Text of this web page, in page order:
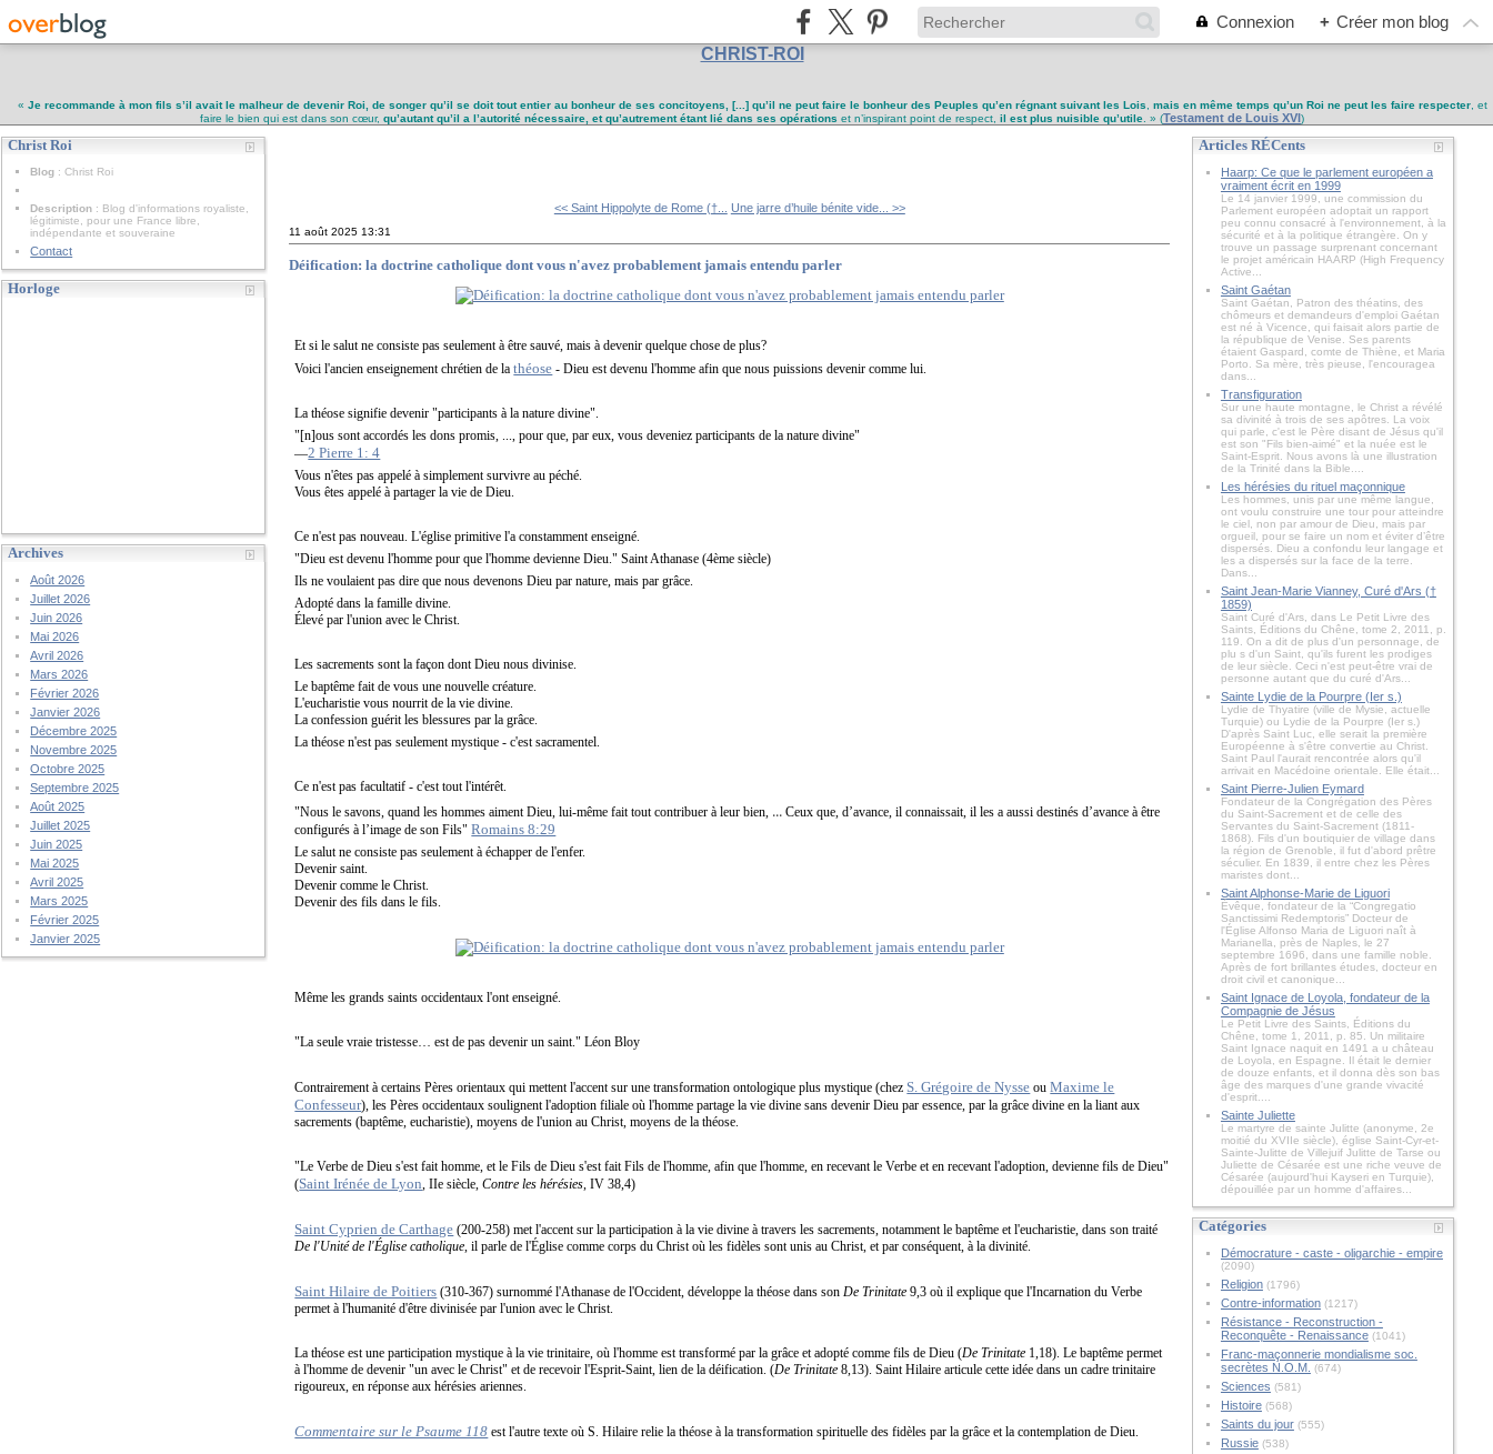
Connexion + Créer mon blog
CHRIST-ROI
« Je recommande à mon fils s’il avait le malheur de devenir Roi, de songer qu’il se doit tout entier au bonheur de ses concitoyens, [...] qu’il ne peut faire le bonheur des Peuples qu’en régnant suivant les Lois mais en même temps qu’un Roi ne peut les faire respecter, et
faire le bien qui est dans son cœur, qu’autant qu’il a l’autorité nécessaire, et qu’autrement étant lié dans ses opérations et n’inspirant point de respect, il est plus nuisible qu’utile . » (Testament de Louis XVI)
Christ Roi
Blog : Christ Roi
Description : Blog d'informations royaliste,
légitimiste, pour une France libre,
indépendante et souveraine
Contact
Horloge
Archives
Août 2026
Juillet 2026
Juin 2026
Mai 2026
Avril 2026
Mars 2026
Février 2026
Janvier 2026
Décembre 2025
Novembre 2025
Octobre 2025
Septembre 2025
Août 2025
Juillet 2025
Juin 2025
Mai 2025
Avril 2025
Mars 2025
Février 2025
Janvier 2025
<< Saint Hippolyte de Rome (†... Une jarre d’huile bénite vide... >>
11 août 2025 13:31
Déification: la doctrine catholique dont vous n'avez probablement jamais entendu parler
Et si le salut ne consiste pas seulement à être sauvé, mais à devenir quelque chose de plus?
Voici l'ancien enseignement chrétien de lathéose - Dieu est devenu l'homme afin que nous puissions devenir comme lui.
La théose signifie devenir "participants à la nature divine".
"[n]ous sont accordés les dons promis, ..., pour que, par eux, vous deveniez participants de la nature divine"
—2 Pierre 1: 4
Vous n'êtes pas appelé à simplement survivre au péché.
Vous êtes appelé à partager la vie de Dieu.
Ce n'est pas nouveau. L'église primitive l'a constamment enseigné.
"Dieu est devenu l'homme pour que l'homme devienne Dieu." Saint Athanase (4ème siècle)
Ils ne voulaient pas dire que nous devenons Dieu par nature, mais par grâce.
Adopté dans la famille divine.
Élevé par l'union avec le Christ.
Les sacrements sont la façon dont Dieu nous divinise.
Le baptême fait de vous une nouvelle créature.
L'eucharistie vous nourrit de la vie divine.
La confession guérit les blessures par la grâce.
La théose n'est pas seulement mystique - c'est sacramentel.
Ce n'est pas facultatif - c'est tout l'intérêt.
"Nous le savons, quand les hommes aiment Dieu, lui-même fait tout contribuer à leur bien, ...Ceux que, d’avance, il connaissait, il les a aussi destinés d’avance à être
configurés à l’image de son Fils"Romains 8:29
Le salut ne consiste pas seulement à échapper de l'enfer.
Devenir saint.
Devenir comme le Christ.
Devenir des fils dans le fils.
Même les grands saints occidentaux l'ont enseigné.
"La seule vraie tristesse… est de pas devenir un saint." Léon Bloy
Contrairement à certains Pères orientaux qui mettent l'accent sur une transformation ontologique plus mystique (chez S. Grégoire de Nysse ouMaxime le
Confesseur), les Pères occidentaux soulignent l'adoption filiale où l'homme partage la vie divine sans devenir Dieu par essence, par la grâce divine en la liant aux
sacrements (baptême, eucharistie), moyens de l'union au Christ, moyens de la théose.
"Le Verbe de Dieu s'est fait homme, et le Fils de Dieu s'est fait Fils de l'homme, afin que l'homme, en recevant le Verbe et en recevant l'adoption, devienne fils de Dieu"
(Saint Irénée de Lyon , IIe siècle,Contre les hérésies , IV 38,4)
Saint Cyprien de Carthage (200-258) met l'accent sur la participation à la vie divine à travers les sacrements, notamment le baptême et l'eucharistie, dans son traité
De l'Unité de l'Église catholique , il parle de l'Église comme corps du Christ où les fidèles sont unis au Christ, et par conséquent, à la divinité.
Saint Hilaire de Poitiers (310-367) surnommé l'Athanase de l'Occident, développe la théose dans son De Trinitate 9,3 où il explique que l'Incarnation du Verbe
permet à l'humanité d'être divinisée par l'union avec le Christ.
La théose est une participation mystique à la vie trinitaire, où l'homme est transformé par la grâce et adopté comme fils de Dieu (De Trinitate 1,18). Le baptême permet
à l'homme de devenir "un avec le Christ" et de recevoir l'Esprit-Saint, lien de la déification. (De Trinitate 8,13). Saint Hilaire articule cette idée dans un cadre trinitaire
rigoureux, en réponse aux hérésies ariennes.
Commentaire sur le Psaume 118 est l'autre texte où S. Hilaire relie la théose à la transformation spirituelle des fidèles par la grâce et la contemplation de Dieu.
Articles RÉCents
Haarp: Ce que le parlement européen a
vraiment écrit en 1999
Le 14 janvier 1999, une commission du
Parlement européen adoptait un rapport
peu connu consacré à l'environnement, à la
sécurité et à la politique étrangère. On y
trouve un passage surprenant concernant
le projet américain HAARP (High Frequency
Active...
Saint Gaétan
Saint Gaétan, Patron des théatins, des
chômeurs et demandeurs d'emploi Gaétan
est né à Vicence, qui faisait alors partie de
la république de Venise. Ses parents
étaient Gaspard, comte de Thiène, et Maria
Porto. Sa mère, très pieuse, l'encouragea
dans...
Transfiguration
Sur une haute montagne, le Christ a révélé
sa divinité à trois de ses apôtres. La voix
qui parle, c'est le Père disant de Jésus qu'il
est son "Fils bien-aimé" et la nuée est le
Saint-Esprit. Nous avons là une illustration
de la Trinité dans la Bible....
Les hérésies du rituel maçonnique
Les hommes, unis par une même langue,
ont voulu construire une tour pour atteindre
le ciel, non par amour de Dieu, mais par
orgueil, pour se faire un nom et éviter d’être
dispersés. Dieu a confondu leur langage et
les a dispersés sur la face de la terre.
Dans...
Saint Jean-Marie Vianney, Curé d'Ars (†
1859)
Saint Curé d'Ars, dans Le Petit Livre des
Saints, Éditions du Chêne, tome 2, 2011, p.
119. On a dit de plus d'un personnage, de
plu s d'un Saint, qu'ils furent les prodiges
de leur siècle. Ceci n'est peut-être vrai de
personne autant que du curé d'Ars...
Sainte Lydie de la Pourpre (Ier s.)
Lydie de Thyatire (ville de Mysie, actuelle
Turquie) ou Lydie de la Pourpre (Ier s.)
D'après Saint Luc, elle serait la première
Européenne à s'être convertie au Christ.
Saint Paul l'aurait rencontrée alors qu'il
arrivait en Macédoine orientale. Elle était...
Saint Pierre-Julien Eymard
Fondateur de la Congrégation des Pères
du Saint-Sacrement et de celle des
Servantes du Saint-Sacrement (1811-
1868). Fils d'un boutiquier de village dans
la région de Grenoble, il fut d'abord prêtre
séculier. En 1839, il entre chez les Pères
maristes dont...
Saint Alphonse-Marie de Liguori
Évêque, fondateur de la “Congregatio
Sanctissimi Redemptoris” Docteur de
l'Église Alfonso Maria de Liguori naît à
Marianella, près de Naples, le 27
septembre 1696, dans une famille noble.
Après de fort brillantes études, docteur en
droit civil et canonique...
Saint Ignace de Loyola, fondateur de la
Compagnie de Jésus
Le Petit Livre des Saints, Éditions du
Chêne, tome 1, 2011, p. 85. Un militaire
Saint Ignace naquit en 1491 a u château
de Loyola, en Espagne. Il était le dernier
de douze enfants, et il donna dès son bas
âge des marques d'une grande vivacité
d'esprit....
Sainte Juliette
Le martyre de sainte Julitte (anonyme, 2e
moitié du XVIIe siècle), église Saint-Cyr-et-
Sainte-Julitte de Villejuif Julitte de Tarse ou
Juliette de Césarée est une riche veuve de
Césarée (aujourd'hui Kayseri en Turquie),
dépouillée par un homme d'affaires...
Catégories
Démocrature - caste - oligarchie - empire
(2090)
Religion(1796)
Contre-information(1217)
Résistance - Reconstruction -
Reconquête - Renaissance(1041)
Franc-maçonnerie mondialisme soc.
secrètes N.O.M. (674)
Sciences (581)
Histoire(568)
Saints du jour(555)
Russie(538)